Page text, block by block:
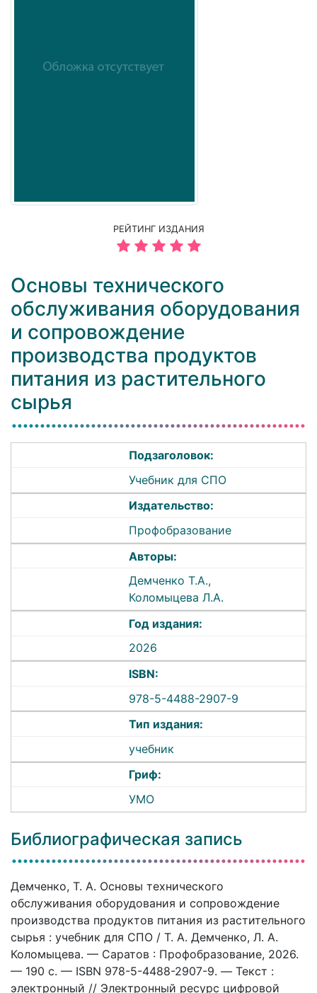
РЕЙТИНГ ИЗДАНИЯ
Основы технического
обслуживания оборудования
и сопровождение
производства продуктов
питания из растительного
сырья
Подзаголовок:
Учебник для СПО
Издательство:
Профобразование
Авторы:
Демченко Т.А.,
Коломыцева Л.А.
Год издания:
2026
ISBN:
978-5-4488-2907-9
Тип издания:
учебник
Гриф:
УМО
Библиографическая запись
Демченко, Т. А. Основы технического
обслуживания оборудования и сопровождение
производства продуктов питания из растительного
сырья : учебник для СПО / Т. А. Демченко, Л. А.
Коломыцева. — Саратов : Профобразование, 2026.
— 190 c. — ISBN 978-5-4488-2907-9. — Текст :
электронный // Электронный ресурс цифровой